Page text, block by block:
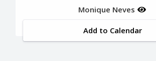
Monique Neves
Add to Calendar